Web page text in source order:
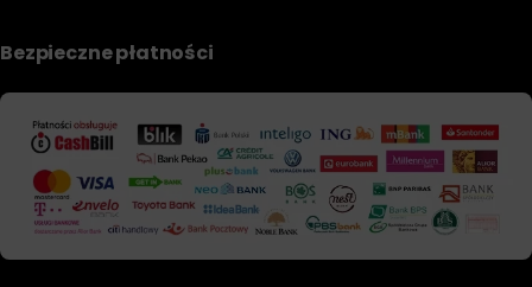
Bezpieczne płatności